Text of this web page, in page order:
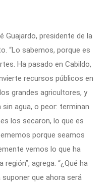
Guajardo, presidente de la
“Lo sabemos, porque es
Ha pasado en Cabildo,
recursos públicos en
grandes agricultores, y
agua, o peor: terminan
los secaron, lo que es
porque seamos
vemos lo que ha
agrega. “¿Qué ha
que ahora será